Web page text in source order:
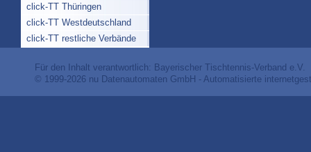
click-TT Thüringen
click-TT Westdeutschland
click-TT restliche Verbände
Für den Inhalt verantwortlich: Bayerischer Tischtennis-Verband e.V.
© 1999-2026 nu Datenautomaten GmbH - Automatisierte